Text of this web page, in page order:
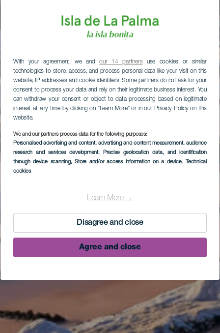
With your agreement, we andour 14 partnersuse cookies or similar
technologies to store, access, and process personal data like your visit on this
website, IP addresses and cookie identifiers. Some partners do not ask for your
consent to process your data and rely on their legitimate business interest. You
can withdraw your consent or object to data processing based on legitimate
interest at any time by clicking on “Learn More” or in our Privacy Policy on this
website.
We and our partners process data for the following purposes:
Personalised advertising and content, advertising and content measurement, audience
research and services development, Precise geolocation data, and identification
through device scanning, Store and/or access information on a device, Technical
cookies
Learn More →
Disagree and close
Agree and close